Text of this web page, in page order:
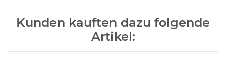
Kunden kauften dazu folgende
Artikel: